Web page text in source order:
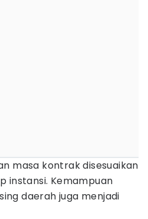
masa kontrak disesuaikan
instansi. Kemampuan
daerah juga menjadi